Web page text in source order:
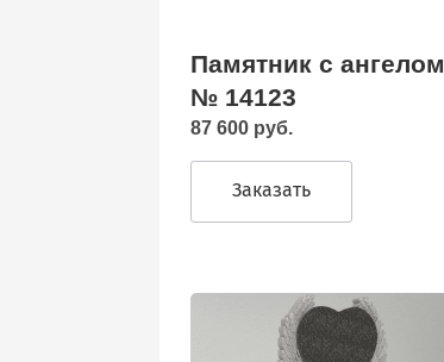
Памятник с ангелом
№ 14123
87 600 руб.
Заказать